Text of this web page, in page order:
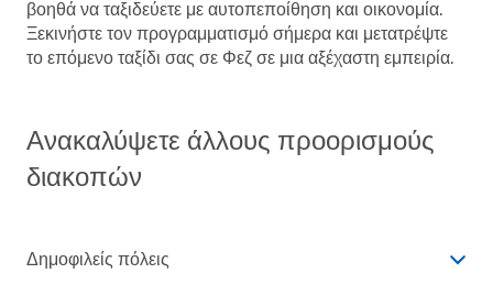
βοηθά να ταξιδεύετε με αυτοπεποίθηση και οικονομία.
Ξεκινήστε τον προγραμματισμό σήμερα και μετατρέψτε
το επόμενο ταξίδι σας σε Φεζ σε μια αξέχαστη εμπειρία.
Ανακαλύψετε άλλους προορισμούς
διακοπών
Δημοφιλείς πόλεις